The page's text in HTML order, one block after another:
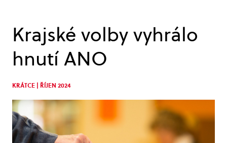
Krajské volby vyhrálo
hnutí ANO
KRÁTCE | ŘÍJEN 2024